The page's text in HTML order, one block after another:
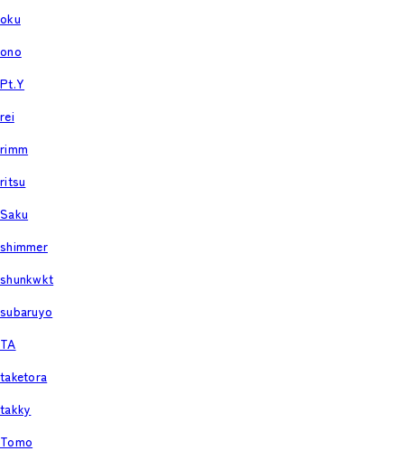
oku
ono
Pt.Y
rei
rimm
ritsu
Saku
shimmer
shunkwkt
subaruyo
TA
taketora
takky
Tomo